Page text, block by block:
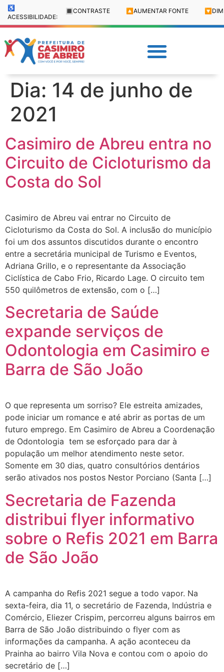
♿
ACESSIBILIDADE:
🔳 CONTRASTE 🔼 AUMENTAR FONTE 🔽
Dia: 14 de junho de
2021
Casimiro de Abreu entra no
Circuito de Cicloturismo da
Costa do Sol
Casimiro de Abreu vai entrar no Circuito de
Cicloturismo da Costa do Sol. A inclusão do município
foi um dos assuntos discutidos durante o encontro
entre a secretária municipal de Turismo e Eventos,
Adriana Grillo, e o representante da Associação
Ciclística de Cabo Frio, Ricardo Lage. O circuito tem
550 quilômetros de extensão, com o […]
Secretaria de Saúde
expande serviços de
Odontologia em Casimiro e
Barra de São João
O que representa um sorriso? Ele estreita amizades,
pode iniciar um romance e até abrir as portas de um
futuro emprego. Em Casimiro de Abreu a Coordenação
de Odontologia tem se esforçado para dar à
população um melhor atendimento neste setor.
Somente em 30 dias, quatro consultórios dentários
serão ativados nos postos Nestor Porciano (Santa […]
Secretaria de Fazenda
distribui flyer informativo
sobre o Refis 2021 em Barra
de São João
A campanha do Refis 2021 segue a todo vapor. Na
sexta-feira, dia 11, o secretário de Fazenda, Indústria e
Comércio, Eliezer Crispim, percorreu alguns bairros em
Barra de São João distribuindo o flyer com as
informações da campanha. A ação aconteceu da
Prainha ao bairro Vila Nova e contou com o apoio do
secretário de […]